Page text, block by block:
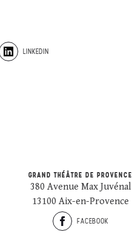
LINKEDIN
GRAND THÉÂTRE DE PROVENCE
380 Avenue Max Juvénal
13100 Aix-en-Provence
FACEBOOK